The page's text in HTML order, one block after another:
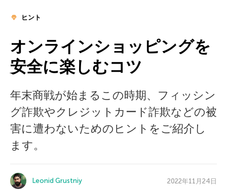
ヒント
オンラインショッピングを
安全に楽しむコツ
年末商戦が始まるこの時期、フィッシン
グ詐欺やクレジットカード詐欺などの被
害に遭わないためのヒントをご紹介し
ます。
Leonid Grustniy 2022年11月24日